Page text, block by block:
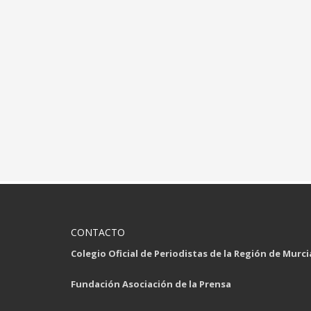
CONTACTO
Colegio Oficial de Periodistas de la Región de
Fundación Asociación de la Prensa